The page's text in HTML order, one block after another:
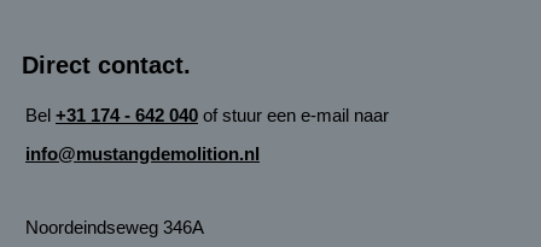
Direct contact.
Bel +31 174 - 642 040 of stuur een e-mail naar
info@mustangdemolition.nl
Noordeindseweg 346A